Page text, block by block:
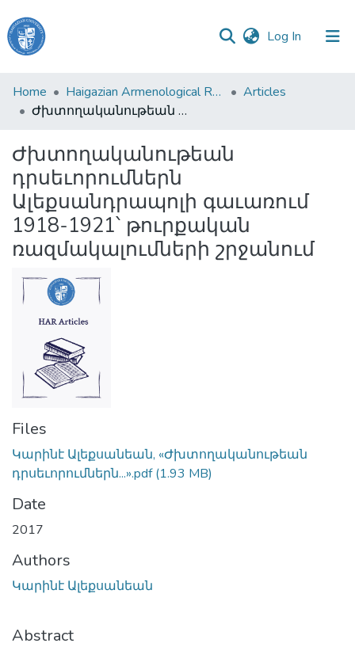
Log In (current)
Haigazian
University
&
Collections
All of DSpace
Home Haigazian Armenological Review
Articles
Ժխտողականութեան դրսեւորումներն Ալեքսանդրապոլի գաւառում 1918-1921՝ թուրքական ռազմակալումների շրջանում
Ժխտողականութեան
դրսեւորումներն
Ալեքսանդրապոլի գաւառում
1918-1921՝ թուրքական
ռազմակալումների շրջանում
Files
Կարինէ Ալեքսանեան, «Ժխտողականութեան
դրսեւորումներն...».pdf(1.93 MB)
Date
2017
Authors
Կարինէ Ալեքսանեան
Abstract